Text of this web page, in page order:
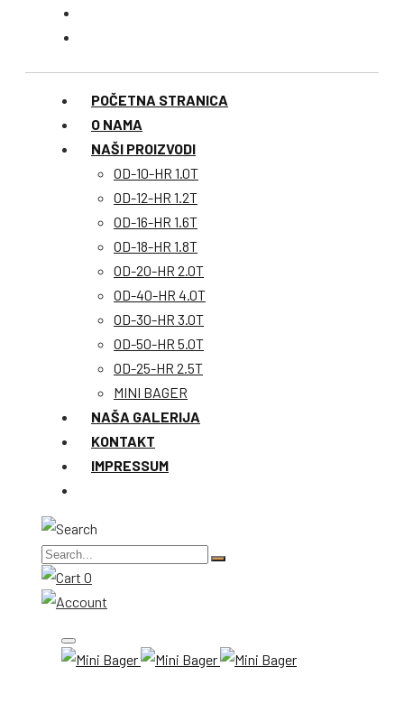
POČETNA STRANICA
O NAMA
NAŠI PROIZVODI
OD-10-HR 1.0T
OD-12-HR 1.2T
OD-16-HR 1.6T
OD-18-HR 1.8T
OD-20-HR 2.0T
OD-40-HR 4.0T
OD-30-HR 3.0T
OD-50-HR 5.0T
OD-25-HR 2.5T
MINI BAGER
NAŠA GALERIJA
KONTAKT
IMPRESSUM
0